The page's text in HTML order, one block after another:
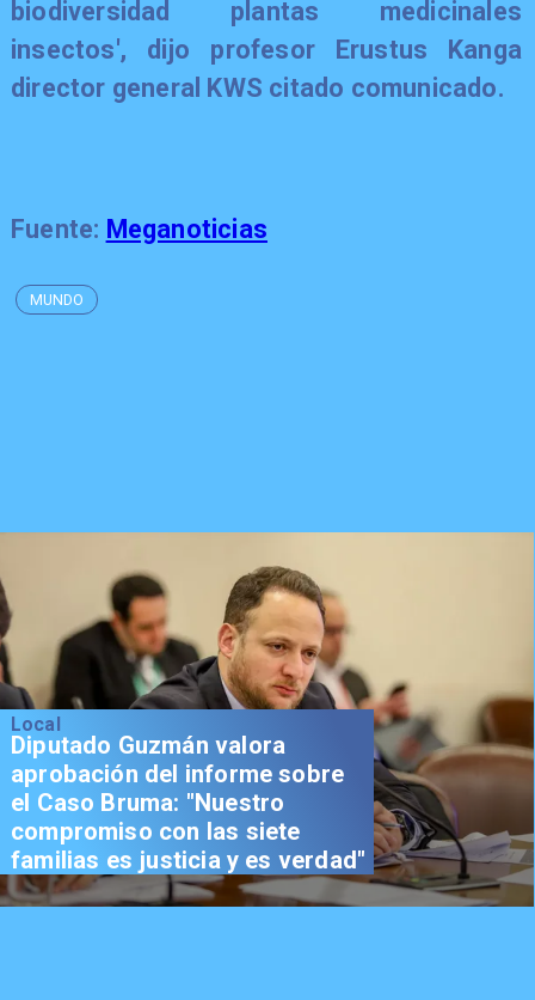
biodiversidad plantas medicinales
insectos', dijo profesor Erustus Kanga
director general KWS citado comunicado.
Fuente: Meganoticias
MUNDO
Senador Vial celebra
aprobación del proyecto de
Reconstrucción: "Es un hito
trascendental en beneficio de
los chilenos"